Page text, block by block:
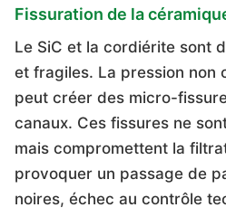
Fissuration de la
Le SiC et la cordiérite sont
et fragiles. La pression non
peut créer des micro-
canaux. Ces fissures ne
mais compromettent la
provoquer un passage de
noires, échec au contrôle